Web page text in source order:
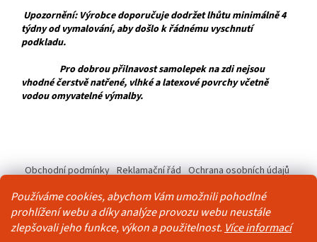
Používáme cookies, abychom Vám umožnili pohodlné
prohlížení webu a díky analýze provozu webu neustále
zlepšovali jeho funkce, výkon a použitelnost. Více informací
Upozornění: Výrobce doporučuje dodržet lhůtu minimálně 4
týdny od vymalování, aby došlo k řádnému vyschnutí
podkladu.
Pro dobrou přilnavost samolepek na zdi nejsou
vhodné čerstvě natřené, vlhké a latexové povrchy včetně
vodou omyvatelné výmalby.
p
Obchodní podmínky Reklamační řád Ochrana osobních údajů